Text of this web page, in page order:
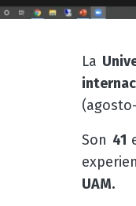
La
Son 41
UAM.